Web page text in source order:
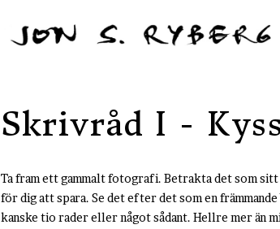
Skrivråd I -
Ta fram ett gammalt fotografi. Betrakta det som
för dig att spara. Se det efter det som en
kanske tio rader eller något sådant. Hellre mer än